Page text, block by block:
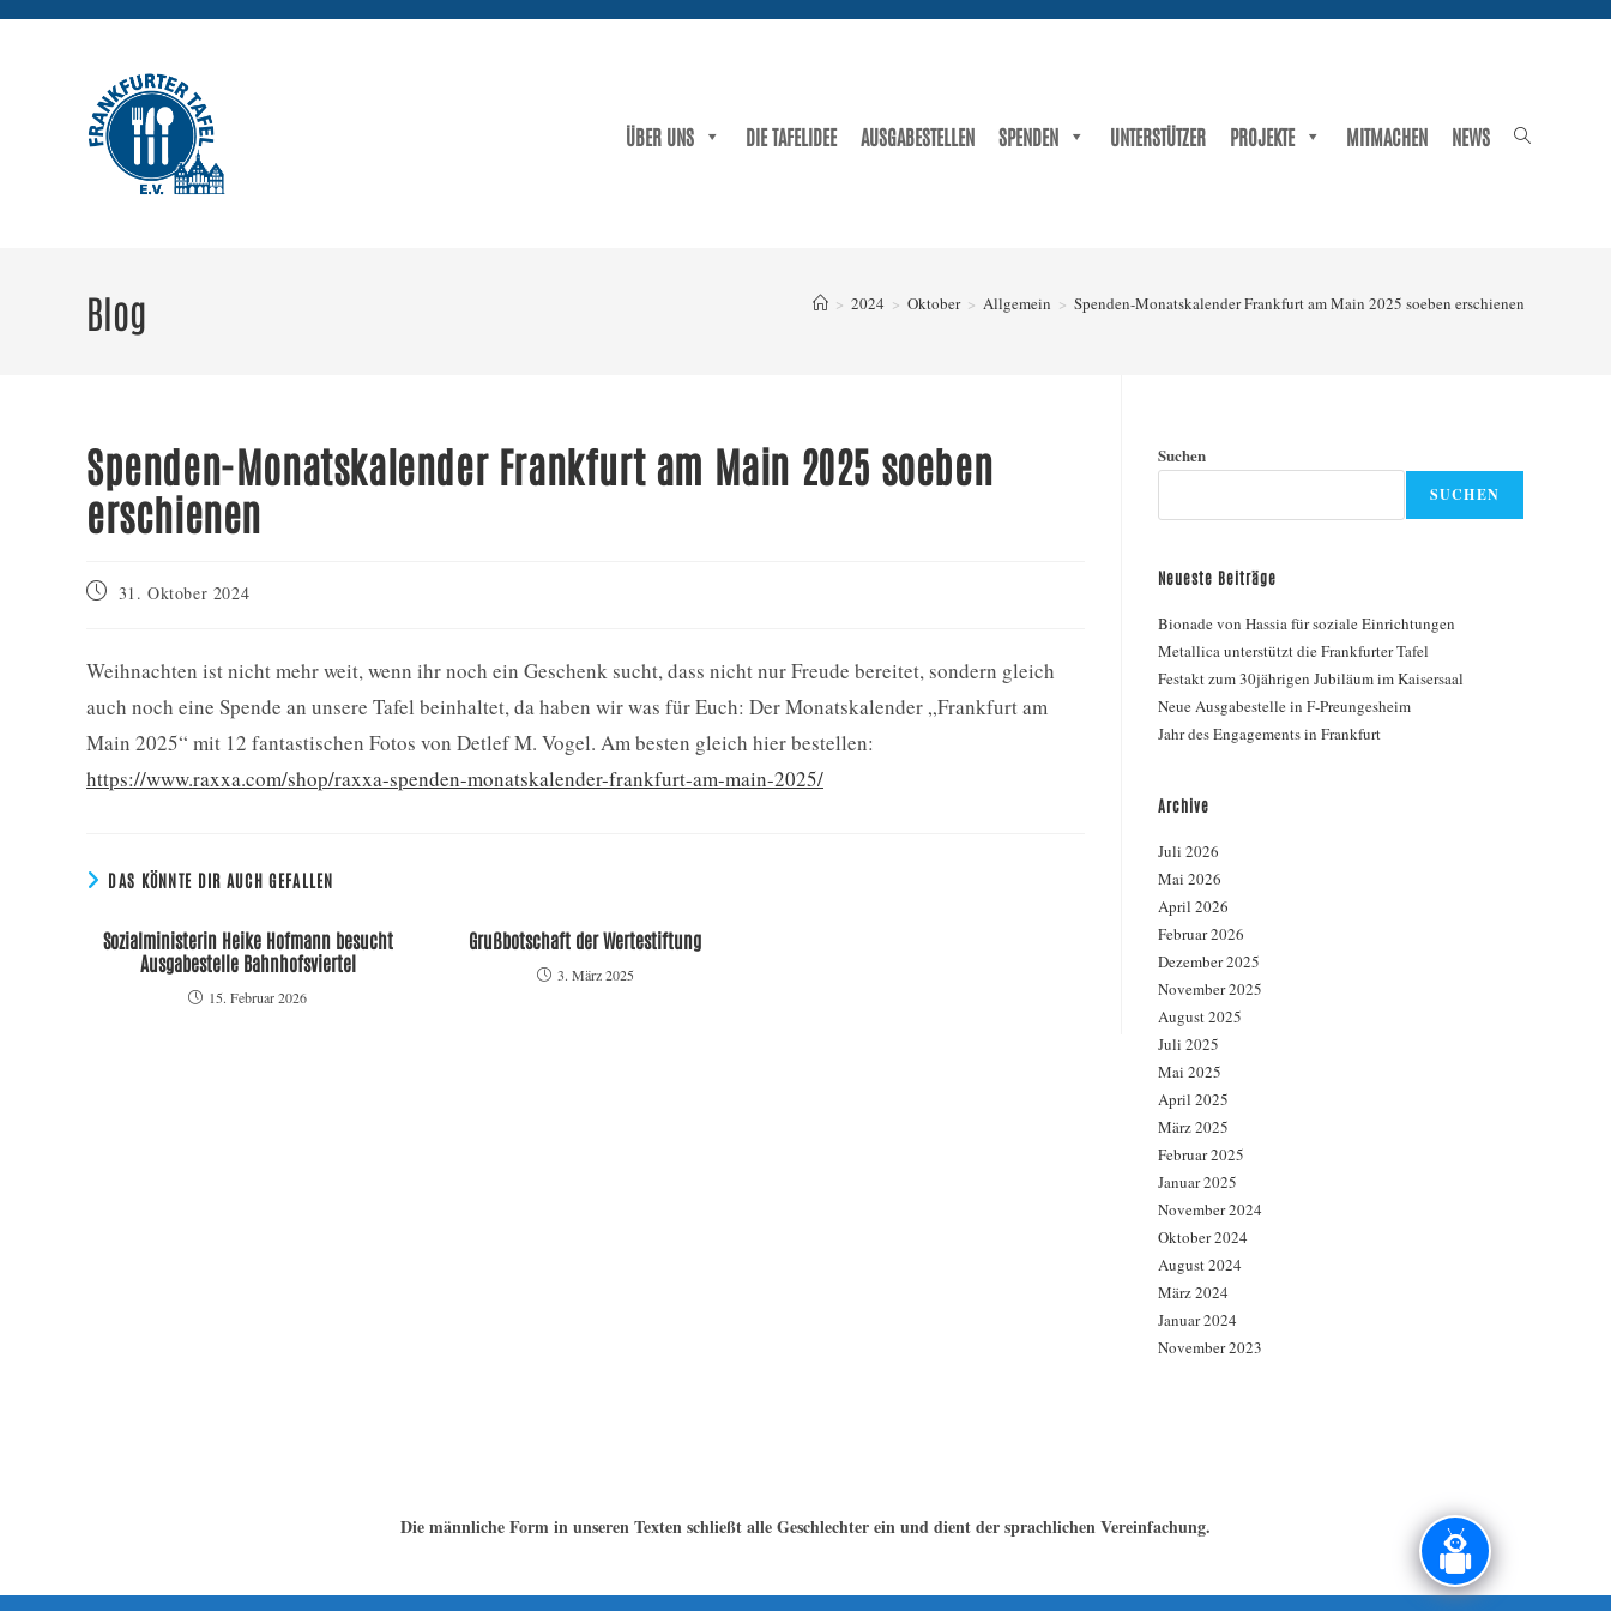
Zum
ÜBER UNS DIE TAFELIDEE AUSGABESTELLEN SPENDEN UNTERSTÜTZER PROJEKTE MITMACHEN NEWS Website-
Blog > 2024 > Oktober > Allgemein > Spenden-Monatskalender Frankfurt am Main 2025 soeben erschienen
Spenden-Monatskalender Frankfurt am Main 2025 soeben
erschienen
Beitrag31. Oktober 2024
Weihnachten ist nicht mehr weit, wenn ihr noch ein Geschenk sucht, dass nicht nur Freude bereitet, sondern gleich
auch noch eine Spende an unsere Tafel beinhaltet, da haben wir was für Euch: Der Monatskalender „Frankfurt am
Main 2025“ mit 12 fantastischen Fotos von Detlef M. Vogel. Am besten gleich hier bestellen:
https://www.raxxa.com/shop/raxxa-spenden-monatskalender-frankfurt-am-main-2025/
DAS KÖNNTE DIR AUCH GEFALLEN
Sozialministerin Heike Hofmann besucht
Ausgabestelle Bahnhofsviertel
15. Februar 2026
Grußbotschaft der Wertestiftung
3. März 2025
Suchen
SUCHEN
Neueste Beiträge
Bionade von Hassia für soziale Einrichtungen
Metallica unterstützt die Frankfurter Tafel
Festakt zum 30jährigen Jubiläum im Kaisersaal
Neue Ausgabestelle in F-Preungesheim
Jahr des Engagements in Frankfurt
Archive
Juli 2026
Mai 2026
April 2026
Februar 2026
Dezember 2025
November 2025
August 2025
Juli 2025
Mai 2025
April 2025
März 2025
Februar 2025
Januar 2025
November 2024
Oktober 2024
August 2024
März 2024
Januar 2024
November 2023
Die männliche Form in unseren Texten schließt alle Geschlechter ein und dient der sprachlichen Vereinfachung.